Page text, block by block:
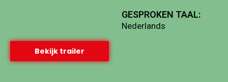
GESPROKEN TAAL:
Nederlands
Bekijk trailer